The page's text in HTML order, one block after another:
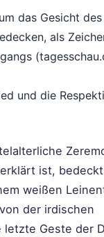
das Gesicht des
als
und die
ist,
weißen
der irdischen
letzte Geste der